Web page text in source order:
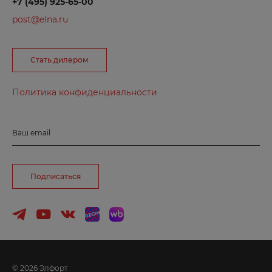
post@elna.ru
Стать дилером
Политика конфиденциальности
Ваш email
Подписаться
© 2026 Элфорт
Б
Балашиха
Барнаул
Борзя
Бородино
Буйнакск